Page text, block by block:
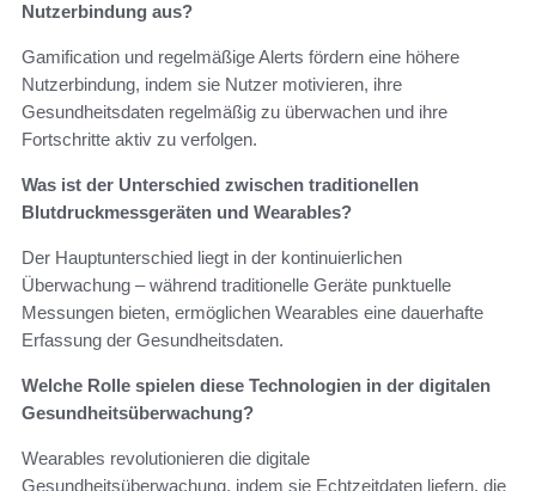
Nutzerbindung aus?
Gamification und regelmäßige Alerts fördern eine höhere
Nutzerbindung, indem sie Nutzer motivieren, ihre
Gesundheitsdaten regelmäßig zu überwachen und ihre
Fortschritte aktiv zu verfolgen.
Was ist der Unterschied zwischen traditionellen
Blutdruckmessgeräten und Wearables?
Der Hauptunterschied liegt in der kontinuierlichen
Überwachung – während traditionelle Geräte punktuelle
Messungen bieten, ermöglichen Wearables eine dauerhafte
Erfassung der Gesundheitsdaten.
Welche Rolle spielen diese Technologien in der digitalen
Gesundheitsüberwachung?
Wearables revolutionieren die digitale
Gesundheitsüberwachung, indem sie Echtzeitdaten liefern, die